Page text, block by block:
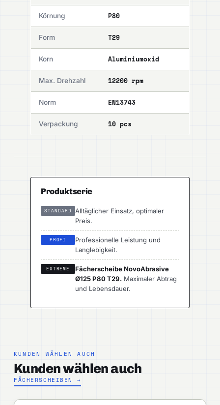
Körnung P80
Form T29
Korn Aluminiumoxid
Max. Drehzahl 12200 rpm
Norm EN13743
Verpackung 10 pcs
Produktserie
STANDARD
Alltäglicher Einsatz, optimaler
Preis.
PROFI
Professionelle Leistung und
Langlebigkeit.
EXTREME
Fächerscheibe NovoAbrasive
Ø125 P80 T29. Maximaler Abtrag
und Lebensdauer.
KUNDEN WÄHLEN AUCH
Kunden wählen auch
FÄCHERSCHEIBEN →